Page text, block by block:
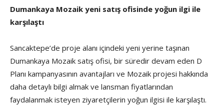
Dumankaya Mozaik yeni satış ofisinde yoğun ilgi ile
karşılaştı
Sancaktepe’de proje alanı içindeki yeni yerine taşınan
Dumankaya Mozaik satış ofisi, bir süredir devam eden D
Planı kampanyasının avantajları ve Mozaik projesi hakkında
daha detaylı bilgi almak ve lansman fiyatlarından
faydalanmak isteyen ziyaretçilerin yoğun ilgisi ile karşılaştı.